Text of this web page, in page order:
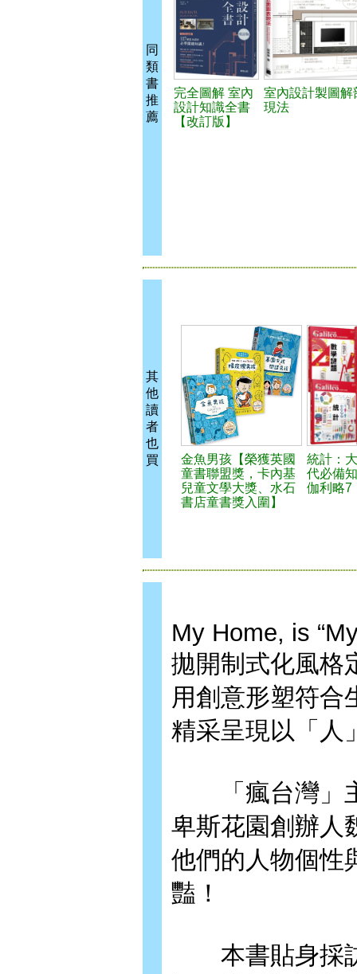
同
類
書
推
薦
完全圖解 室內
設計知識全書
【改訂版】
室內設計製圖解
現法
其
他
讀
者
也
買
金魚男孩【榮獲英國
童書聯盟獎，卡內基
兒童文學大獎、水石
書店童書獎入圍】
統計：
代必備
伽利略7
My Home, is
拋開制式化風格
用創意形塑符合
精采呈現以「人
「瘋台灣」主
卑斯花園創辦人
他們的人物個性
豔！
本書貼身採訪